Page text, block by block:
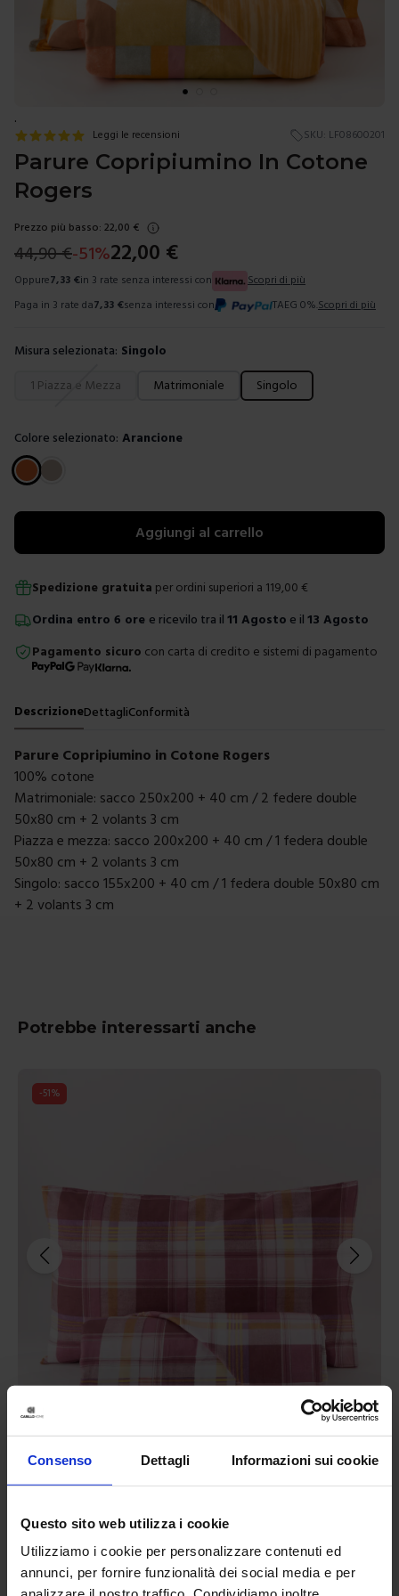
Consenso Dettagli Informazioni sui cookie
Questo sito web utilizza i cookie
Utilizziamo i cookie per personalizzare contenuti ed
annunci, per fornire funzionalità dei social media e per
.
Leggi le recensioni SKU: LF08600201
Parure Copripiumino In Cotone
Rogers
Prezzo più basso: 22,00 €
44,90€-51%22,00 €
Oppure7,33 €in 3 rate senza interessi con
Scopri di più
Paga in 3 rate da7,33 €senza interessi con TAEG 0%. Scopri di più
Misura selezionata: Singolo
Scegli una misura
1 Piazza e Mezza Matrimoniale Singolo
Colore selezionato: Arancione
Scegli un colore
Aggiungi al carrello
Spedizione gratuita per ordini superiori a 119,00 €
Ordina entro 6 ore e ricevilo tra il 11 Agosto e il 13 Agosto
Pagamento sicuro con carta di credito e sistemi di pagamento
DescrizioneDettagliConformità
Parure Copripiumino in Cotone Rogers
100% cotone
Matrimoniale: sacco 250x200 + 40 cm / 2 federe double
50x80 cm + 2 volants 3 cm
Piazza e mezza: sacco 200x200 + 40 cm / 1 federa double
50x80 cm + 2 volants 3 cm
Singolo: sacco 155x200 + 40 cm / 1 federa double 50x80 cm
+ 2 volants 3 cm
Potrebbe interessarti anche
-51%
Linea oro
Parure Copripiumino In Cotone Milot
Colori disponibili
Rosa